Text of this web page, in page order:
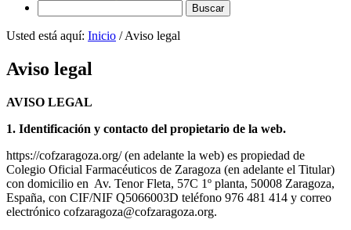
Usted está aquí: Inicio /Aviso legal
Aviso legal
AVISO LEGAL
1. Identificación y contacto del propietario de la web.
https://cofzaragoza.org/ (en adelante la web) es propiedad de
Colegio Oficial Farmacéuticos de Zaragoza (en adelante el Titular)
con domicilio en Av. Tenor Fleta, 57C 1º planta, 50008 Zaragoza,
España, con CIF/NIF Q5066003D teléfono 976 481 414 y correo
electrónico cofzaragoza@cofzaragoza.org.